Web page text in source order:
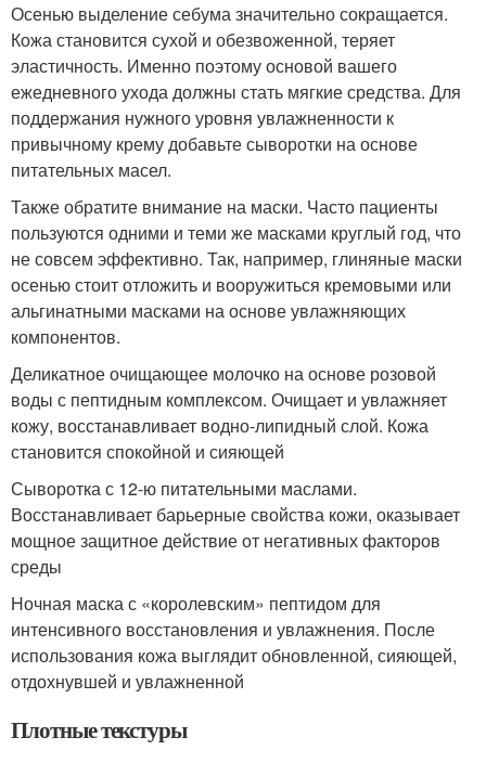
Осенью выделение себума значительно сокращается.
Кожа становится сухой и обезвоженной, теряет
эластичность. Именно поэтому основой вашего
ежедневного ухода должны стать мягкие средства. Для
поддержания нужного уровня увлажненности к
привычному крему добавьте сыворотки на основе
питательных масел.
Также обратите внимание на маски. Часто пациенты
пользуются одними и теми же масками круглый год, что
не совсем эффективно. Так, например, глиняные маски
осенью стоит отложить и вооружиться кремовыми или
альгинатными масками на основе увлажняющих
компонентов.
Деликатное очищающее молочко на основе розовой
воды с пептидным комплексом. Очищает и увлажняет
кожу, восстанавливает водно-липидный слой. Кожа
становится спокойной и сияющей
Сыворотка с 12-ю питательными маслами.
Восстанавливает барьерные свойства кожи, оказывает
мощное защитное действие от негативных факторов
среды
Ночная маска с «королевским» пептидом для
интенсивного восстановления и увлажнения. После
использования кожа выглядит обновленной, сияющей,
отдохнувшей и увлажненной
Плотные текстуры